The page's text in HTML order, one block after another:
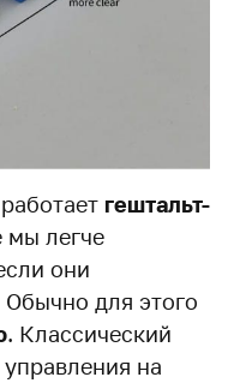
гештальт-
мы легче
они
для этого
. Классический
на